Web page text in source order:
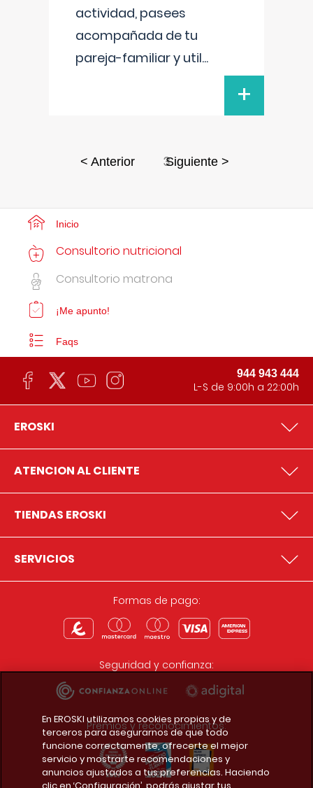
actividad, pasees
acompañada de tu
pareja-familiar y util...
+
< Anterior 3Siguiente >
Inicio
Consultorio nutricional
Consultorio matrona
¡Me apunto!
Faqs
944 943 444
L-S de 9:00h a 22:00h
EROSKI
ATENCION AL CLIENTE
TIENDAS EROSKI
SERVICIOS
Formas de pago:
Seguridad y confianza:
Premios y reconocimientos:
En EROSKI utilizamos cookies propias y de
terceros para asegurarnos de que todo
funcione correctamente, ofrecerte el mejor
servicio y mostrarte recomendaciones y
anuncios ajustados a tus preferencias. Haciendo
clic en ‘Configuración’, podrás ajustar tus